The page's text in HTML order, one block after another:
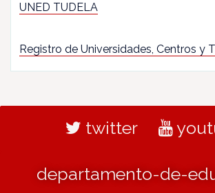
UNED TUDELA
Registro de Universidades, Centros y
twitter
departamento-de-